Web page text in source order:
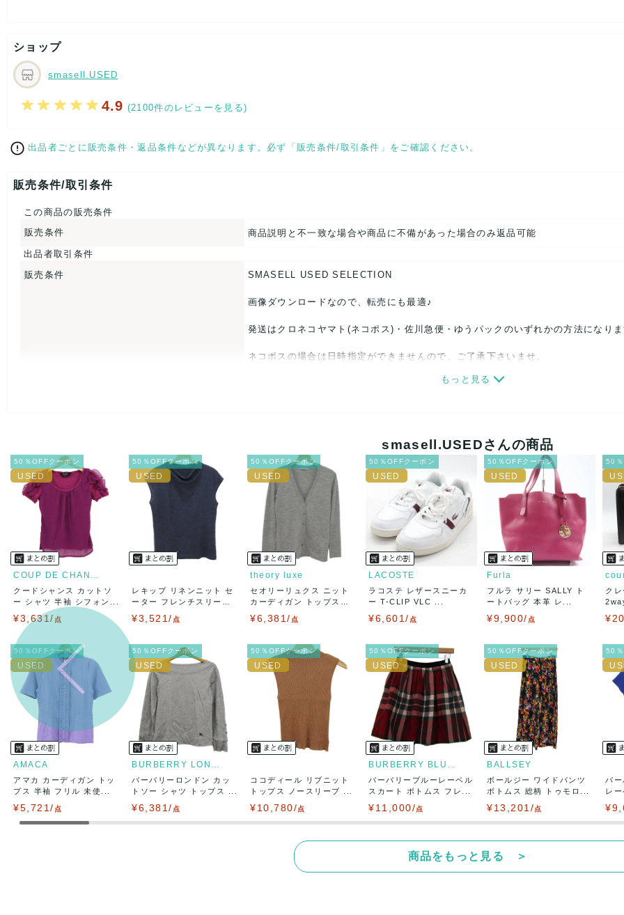
こちらはUSED品になりますが、
特記する程のダメージはなく、状態良好なお品になります。
ダメージがある場合はできる限り、撮影しておりますので、
ご確認下さいませ。
【 サイズ・容量 】
総丈：約139cm
身幅：約43cm
股下：約67cm
【 素材・成分 】
素材タグを撮影しておりますので、ご確認くださいませ。
ショップ
smasell.USED
4.9 (2100件のレビューを見る)
出品者ごとに販売条件・返品条件などが異なります。必ず「販売条件/取引条件」をご確認ください。
販売条件/取引条件
この商品の販売条件
販売条件
商品説明と不一致な場合や商品に不備があった場合のみ返品可能
出品者取引条件
販売条件
SMASELL USED SELECTION
画像ダウンロードなので、転売にも最適♪
発送はクロネコヤマト(ネコポス)・佐川急便・ゆうパックのいずれかの方法になり
ネコポスの場合は日時指定ができませんので、ご了承下さいませ。
USED品に関しましては、見る方によって状態の価値観が異なりますので、トラブ
また商品には細心の注意をはらっておりますが、何かございましたら、レビュー記
とがあれば、誠意をもって対応致します。
また並行輸入品もございますので、真贋方法などお答えできない場合もございます
万が一、購入後に偽造品等が発覚しましたら、返品・返金にて対応致しますので、
決済方法 クレジットカード、メルペイ、銀行振込、PayPay、コンビニ払い
出荷 送料：¥1,650 (見込み)
送料表を確認する
出荷目安：5営業日以内
出荷予定日：なるべく最短で発送致します。
もっと見る
smasell.USEDさんの商品
50％OFFクーポン
クードシャンス カットソ
ー シャツ 半袖 シフォン...
¥3,631/ 点
50％OFFクーポン
レキップ リネンニット セ
ーター フレンチスリー
¥3,521/ 点
50％OFFクーポン
theory luxe
セオリーリュクス ニット
カーディガン トップス
¥6,381/ 点
50％OFFクーポン
LACOSTE
ラコステ レザースニーカ
ー T-CLIP VLC ...
¥6,601/ 点
50％OFFクーポン
Furla
フルラ サリー SALLY ト
ートバッグ 本革 レ...
¥9,900/ 点
50
ク
50％OFFクーポン
AMACA
アマカ カーディガン トッ
プス 半袖 フリル 未使...
¥5,721/ 点
50％OFFクーポン
バーバリーロンドン カッ
トソー シャツ トップス ...
¥6,381/ 点
50％OFFクーポン
ココディール リブニット
トップス ノースリーブ ...
¥10,780/点
50％OFFクーポン
バーバリーブルーレーベル
スカート ボトムス フレ...
¥11,000/点
50％OFFクーポン
BALLSEY
ボールジー ワイドパンツ
ボトムス 総柄 トゥモロ...
¥13,201/点
50
バ
レ
商品をもっと見る ＞